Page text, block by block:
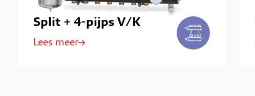
Split + 4-pijps V/K
Lees meer